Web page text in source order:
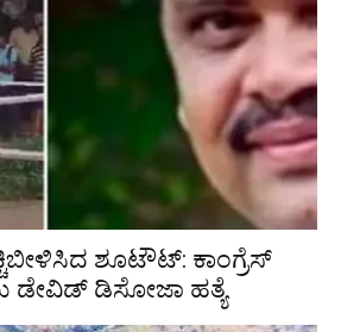
ಶೂಟೌಟ್‌: ಕಾಂಗ್ರೆಸ್‌
ಡೇವಿಡ್ ಡಿಸೋಜಾ ಹತ್ಯೆ